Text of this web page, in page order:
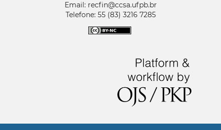
Email: recfin@ccsa.ufpb.br
Telefone: 55 (83) 3216 7285